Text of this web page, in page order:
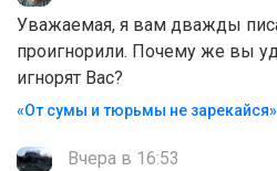
Уважаемая, я вам дважды
проигнорили. Почему же вы
игнорят Вас?
«От сумы и тюрьмы не зарекайся»
Вчера в 16:53